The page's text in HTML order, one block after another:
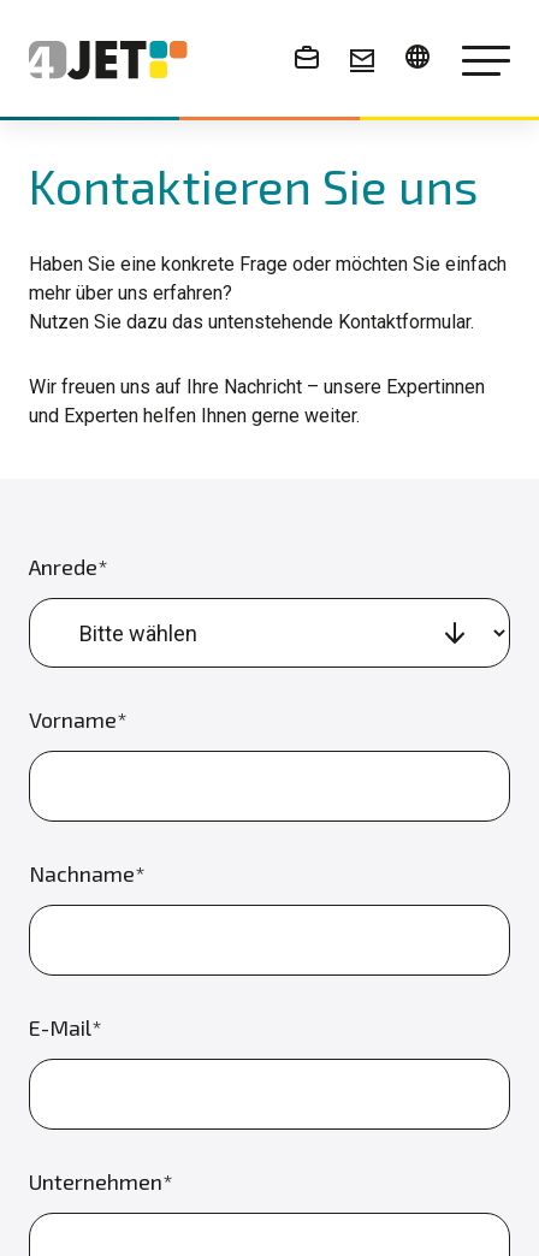
News & Events
Kontaktieren Sie uns
Haben Sie eine konkrete Frage oder möchten Sie einfach
mehr über uns erfahren?
Nutzen Sie dazu das untenstehende Kontaktformular.
Wir freuen uns auf Ihre Nachricht – unsere Expertinnen
und Experten helfen Ihnen gerne weiter.
Anrede*
Vorname*
Nachname*
E-Mail*
Unternehmen*